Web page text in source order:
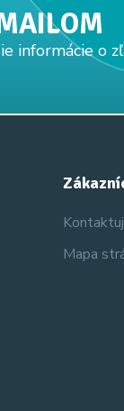
informácie o
Mapa